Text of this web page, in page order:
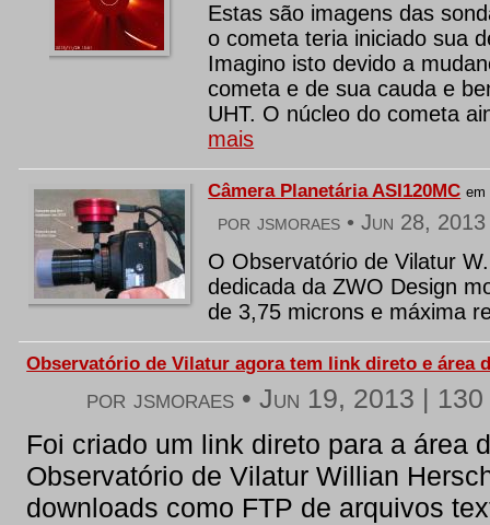
Estas são imagens das
o cometa teria iniciado sua
Imagino isto devido a
cometa e de sua cauda e
UHT. O núcleo do cometa
mais
Câmera Planetária ASI120MC em
por jsmoraes •Jun 28, 2013
O Observatório de Vilatur
dedicada da ZWO Design
de 3,75 microns e máxima
Observatório de Vilatur agora tem link direto e área
por jsmoraes •Jun 19, 2013 | 130
Foi criado um link direto para a área
Observatório de Vilatur Willian
downloads como FTP de arquivos